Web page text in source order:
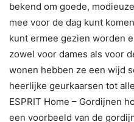
bekend om goede,
mee voor de dag kunt
kunt ermee gezien worden
zowel voor dames als voor
wonen hebben ze een wijd
heerlijke geurkaarsen tot
ESPRIT Home – Gordijnen
een voorbeeld van de